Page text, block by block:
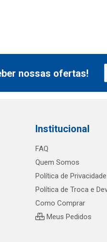
nossas ofertas!
Institucional
FAQ
Quem Somos
Política de Privacidade
Política de Troca e
Como Comprar
Meus Pedidos